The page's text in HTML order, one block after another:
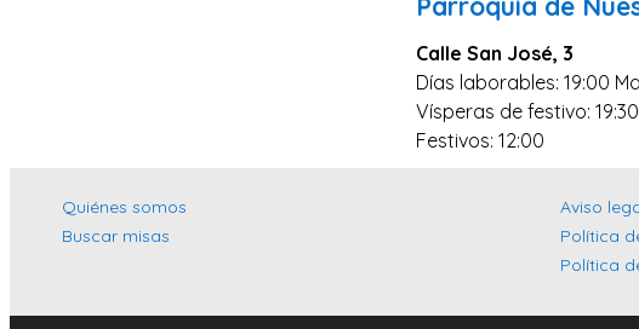
Málaga
Calle San José, 3
Días laborables: 19:00
Vísperas de festivo: 19:30
Festivos: 12:00
Quiénes somos
Buscar misas
Aviso
Política
Política